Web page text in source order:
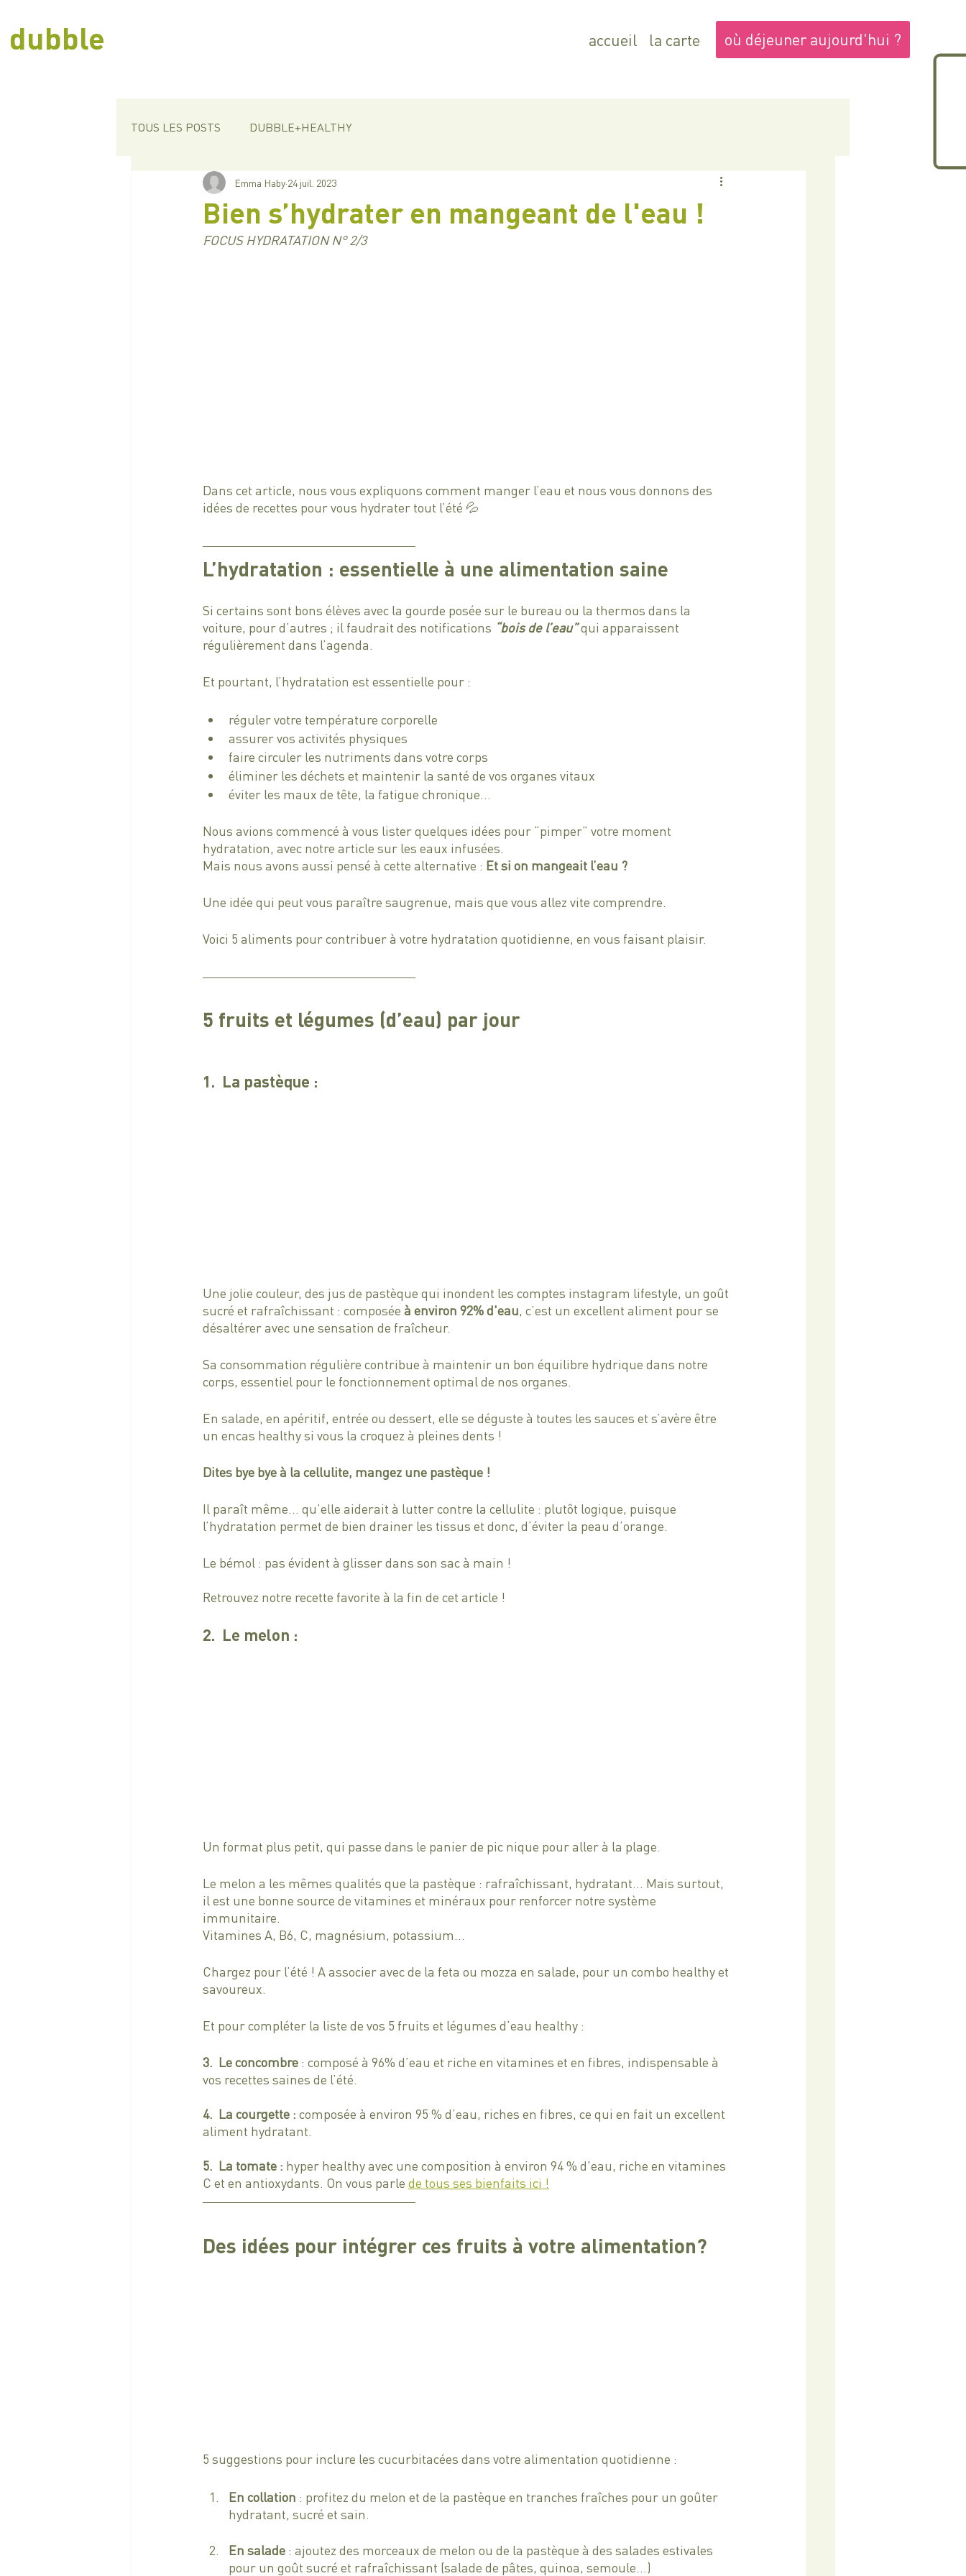
où déjeuner aujourd'hui ?
accueil la carte
dubble
TOUS LES POSTS DUBBLE+HEALTHY
Bien s’hydrater en mangeant de l'eau !
Emma Haby 24 juil. 2023
FOCUS HYDRATATION N° 2/3
Dans cet article, nous vous expliquons comment manger l’eau et nous vous donnons des
idées de recettes pour vous hydrater tout l’été 💦
L’hydratation : essentielle à une alimentation saine
Si certains sont bons élèves avec la gourde posée sur le bureau ou la thermos dans la
voiture, pour d’autres ; il faudrait des notifications “bois de l’eau” qui apparaissent
régulièrement dans l’agenda.
Et pourtant, l’hydratation est essentielle pour :
réguler votre température corporelle
assurer vos activités physiques
faire circuler les nutriments dans votre corps
éliminer les déchets et maintenir la santé de vos organes vitaux
éviter les maux de tête, la fatigue chronique…
Nous avions commencé à vous lister quelques idées pour “pimper” votre moment
hydratation, avec notre article sur les eaux infusées.
Mais nous avons aussi pensé à cette alternative : Et si on mangeait l’eau ?
Une idée qui peut vous paraître saugrenue, mais que vous allez vite comprendre.
Voici 5 aliments pour contribuer à votre hydratation quotidienne, en vous faisant plaisir.
5 fruits et légumes (d’eau) par jour
1.  La pastèque :
Une jolie couleur, des jus de pastèque qui inondent les comptes instagram lifestyle, un goût
sucré et rafraîchissant : composée à environ 92% d'eau, c’est un excellent aliment pour se
désaltérer avec une sensation de fraîcheur.
Sa consommation régulière contribue à maintenir un bon équilibre hydrique dans notre
corps, essentiel pour le fonctionnement optimal de nos organes.
En salade, en apéritif, entrée ou dessert, elle se déguste à toutes les sauces et s’avère être
un encas healthy si vous la croquez à pleines dents !
Dites bye bye à la cellulite, mangez une pastèque !
Il paraît même… qu’elle aiderait à lutter contre la cellulite : plutôt logique, puisque
l’hydratation permet de bien drainer les tissus et donc, d’éviter la peau d’orange.
Le bémol : pas évident à glisser dans son sac à main !
Retrouvez notre recette favorite à la fin de cet article !
2.  Le melon :
Un format plus petit, qui passe dans le panier de pic nique pour aller à la plage.
Le melon a les mêmes qualités que la pastèque : rafraîchissant, hydratant… Mais surtout,
il est une bonne source de vitamines et minéraux pour renforcer notre système
immunitaire.
Vitamines A, B6, C, magnésium, potassium…
Chargez pour l’été ! A associer avec de la feta ou mozza en salade, pour un combo healthy et
savoureux.
Et pour compléter la liste de vos 5 fruits et légumes d’eau healthy :
3.  Le concombre : composé à 96% d’eau et riche en vitamines et en fibres, indispensable à
vos recettes saines de l’été.
4.  La courgette : composée à environ 95 % d’eau, riches en fibres, ce qui en fait un excellent
aliment hydratant.
5.  La tomate : hyper healthy avec une composition à environ 94 % d'eau, riche en vitamines
C et en antioxydants. On vous parle de tous ses bienfaits ici !
Des idées pour intégrer ces fruits à votre alimentation?
5 suggestions pour inclure les cucurbitacées dans votre alimentation quotidienne :
En collation : profitez du melon et de la pastèque en tranches fraîches pour un goûter
hydratant, sucré et sain.
En salade : ajoutez des morceaux de melon ou de la pastèque à des salades estivales
pour un goût sucré et rafraîchissant (salade de pâtes, quinoa, semoule…)